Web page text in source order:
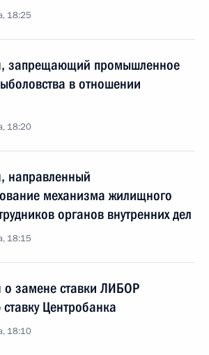
18:25
запрещающий промышленное
в отношении
18:20
направленный
механизма жилищного
органов внутренних дел
18:15
о замене ставки ЛИБОР
Центробанка
18:10